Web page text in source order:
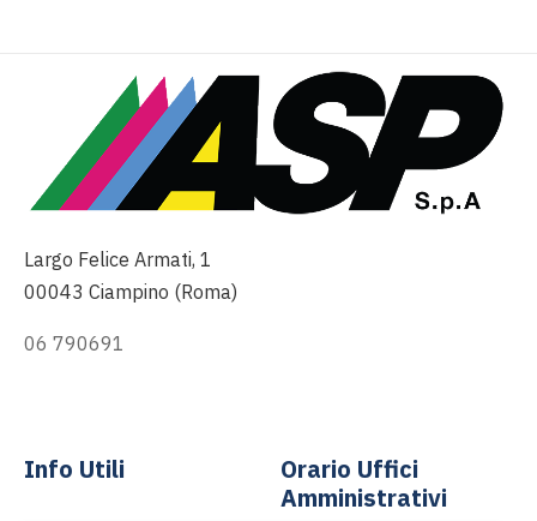
Largo Felice Armati, 1
00043 Ciampino (Roma)
06 790691
Info Utili
Orario Uffici
Amministrativi